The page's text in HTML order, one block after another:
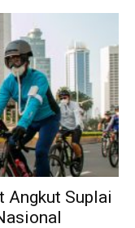
Angkut Suplai